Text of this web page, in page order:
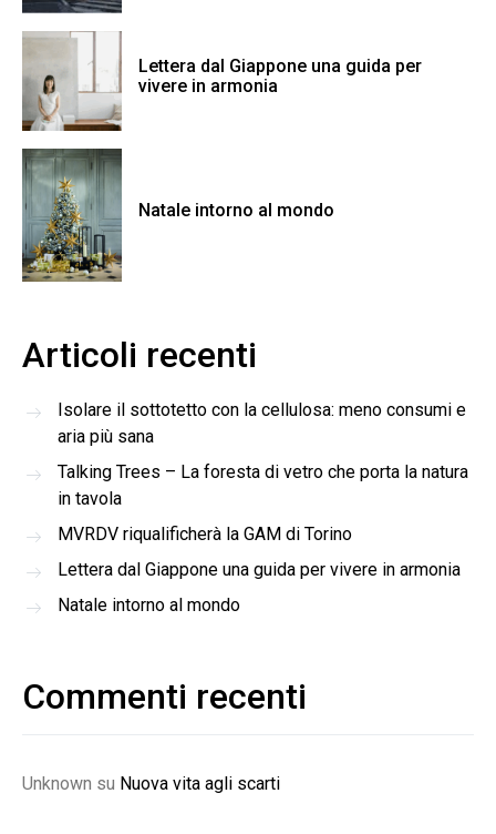
Lettera dal Giappone una guida per
vivere in armonia
Natale intorno al mondo
Articoli recenti
Isolare il sottotetto con la cellulosa: meno consumi e
aria più sana
Talking Trees – La foresta di vetro che porta la natura
in tavola
MVRDV riqualificherà la GAM di Torino
Lettera dal Giappone una guida per vivere in armonia
Natale intorno al mondo
Commenti recenti
Unknown su Nuova vita agli scarti